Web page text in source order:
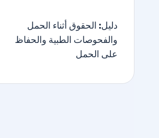
دليل: الحقوق أثناء الحمل
والفحوصات الطبية والحفاظ
على الحمل